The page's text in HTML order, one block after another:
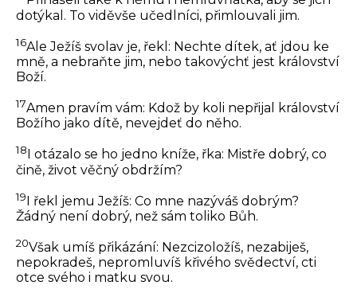
dotýkal. To viděvše učedlníci, přimlouvali jim.
16Ale Ježíš svolav je, řekl: Nechte dítek, ať jdou ke
mně, a nebraňte jim, nebo takovýchť jest království
Boží.
17Amen pravím vám: Kdož by koli nepřijal království
Božího jako dítě, nevejdeť do něho.
18
I otázalo se ho jedno kníže, řka: Mistře dobrý, co
čině, život věčný obdržím?
19I řekl jemu Ježíš: Co mne nazýváš dobrým?
Žádný není dobrý, než sám toliko Bůh.
20Však umíš přikázání: Nezcizoložíš, nezabiješ,
nepokradeš, nepromluvíš křivého svědectví, cti
otce svého i matku svou.